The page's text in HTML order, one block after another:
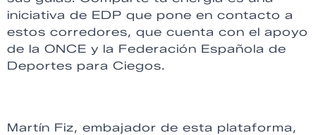
iniciativa de EDP que pone en contacto a
estos corredores, que cuenta con el apoyo
de la ONCE y la Federación Española de
Deportes para Ciegos.
Martín Fiz, embajador de esta plataforma,